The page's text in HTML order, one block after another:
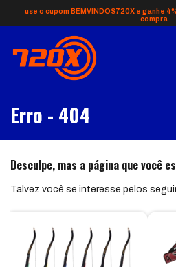
use o cupom BEMVINDOS720X e ganhe
compra
Erro - 404
Desculpe, mas a página que você
Talvez você se interesse pelos